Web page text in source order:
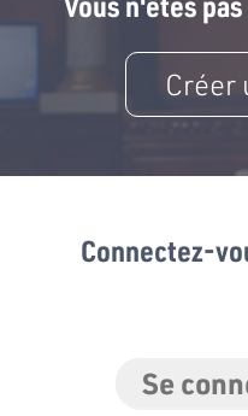
Créer
Connectez-
Se